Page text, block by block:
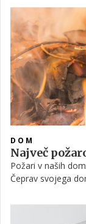
embalaža in
kuhinjo kmalu
potrebuje
zalogaj, pa
olajšajo.
DOM
Največ
Požari v naših
Čeprav svojega
tveganje ali se
trenutku, če do